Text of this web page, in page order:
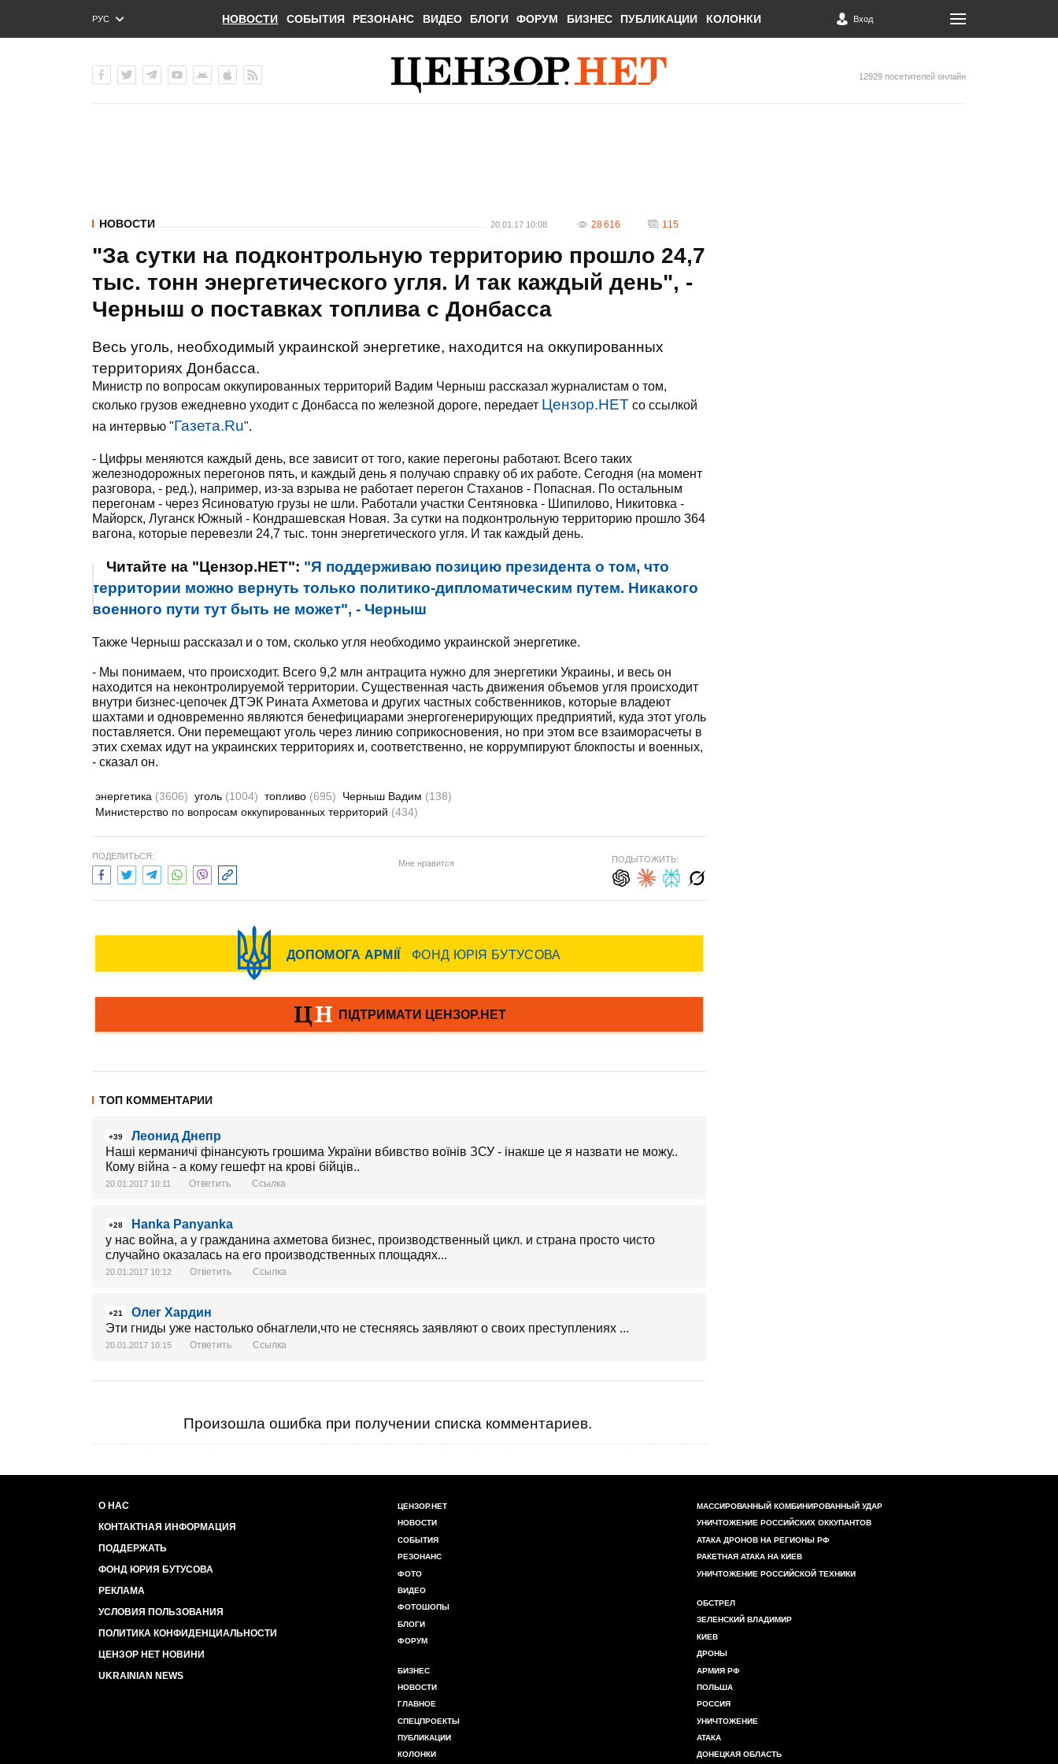
РУС
ENG
НОВОСТИ СОБЫТИЯ РЕЗОНАНС ВИДЕО БЛОГИ ФОРУМ БИЗНЕС ПУБЛИКАЦИИ КОЛОНКИ Вход
12929 посетителей онлайн
НОВОСТИ 20.01.17 10:08 28 616 115
"За сутки на подконтрольную территорию прошло 24,7
тыс. тонн энергетического угля. И так каждый день", -
Черныш о поставках топлива с Донбасса
Весь уголь, необходимый украинской энергетике, находится на оккупированных
территориях Донбасса.
Министр по вопросам оккупированных территорий Вадим Черныш рассказал журналистам о том,
сколько грузов ежедневно уходит с Донбасса по железной дороге, передает Цензор.НЕТ со ссылкой
на интервью "Газета.Ru".
- Цифры меняются каждый день, все зависит от того, какие перегоны работают. Всего таких
железнодорожных перегонов пять, и каждый день я получаю справку об их работе. Сегодня (на момент
разговора, - ред.), например, из-за взрыва не работает перегон Стаханов - Попасная. По остальным
перегонам - через Ясиноватую грузы не шли. Работали участки Сентяновка - Шипилово, Никитовка -
Майорск, Луганск Южный - Кондрашевская Новая. За сутки на подконтрольную территорию прошло 364
вагона, которые перевезли 24,7 тыс. тонн энергетического угля. И так каждый день.
Читайте на "Цензор.НЕТ": "Я поддерживаю позицию президента о том, что
территории можно вернуть только политико-дипломатическим путем. Никакого
военного пути тут быть не может", - Черныш
Также Черныш рассказал и о том, сколько угля необходимо украинской энергетике.
- Мы понимаем, что происходит. Всего 9,2 млн антрацита нужно для энергетики Украины, и весь он
находится на неконтролируемой территории. Существенная часть движения объемов угля происходит
внутри бизнес-цепочек ДТЭК Рината Ахметова и других частных собственников, которые владеют
шахтами и одновременно являются бенефициарами энергогенерирующих предприятий, куда этот уголь
поставляется. Они перемещают уголь через линию соприкосновения, но при этом все взаиморасчеты в
этих схемах идут на украинских территориях и, соответственно, не коррумпируют блокпосты и военных,
- сказал он.
энергетика (3606) уголь (1004) топливо (695) Черныш Вадим (138)
Министерство по вопросам оккупированных территорий (434)
ПОДЕЛИТЬСЯ:
Мне нравится ПОДЫТОЖИТЬ:
ТОП КОММЕНТАРИИ
+39
Леонид Днепр
Наші керманичі фінансують грошима України вбивство воїнів ЗСУ - інакше це я назвати не можу..
Кому війна - а кому гешефт на крові бійців..
20.01.2017 10:11 Ответить Ссылка
+28
Hanka Panyanka
у нас война, а у гражданина ахметова бизнес, производственный цикл. и страна просто чисто
случайно оказалась на его производственных площадях...
20.01.2017 10:12 Ответить Ссылка
+21
Олег Хардин
Эти гниды уже настолько обнаглели,что не стесняясь заявляют о своих преступлениях ...
20.01.2017 10:15 Ответить Ссылка
Произошла ошибка при получении списка комментариев.
О НАС
КОНТАКТНАЯ ИНФОРМАЦИЯ
ПОДДЕРЖАТЬ
ФОНД ЮРИЯ БУТУСОВА
РЕКЛАМА
УСЛОВИЯ ПОЛЬЗОВАНИЯ
ПОЛИТИКА КОНФИДЕНЦИАЛЬНОСТИ
ЦЕНЗОР НЕТ НОВИНИ
UKRAINIAN NEWS
ЦЕНЗОР.НЕТ
НОВОСТИ
СОБЫТИЯ
РЕЗОНАНС
ФОТО
ВИДЕО
ФОТОШОПЫ
БЛОГИ
ФОРУМ
БИЗНЕС
НОВОСТИ
ГЛАВНОЕ
СПЕЦПРОЕКТЫ
ПУБЛИКАЦИИ
КОЛОНКИ
МАССИРОВАННЫЙ КОМБИНИРОВАННЫЙ УДАР
УНИЧТОЖЕНИЕ РОССИЙСКИХ ОККУПАНТОВ
АТАКА ДРОНОВ НА РЕГИОНЫ РФ
РАКЕТНАЯ АТАКА НА КИЕВ
УНИЧТОЖЕНИЕ РОССИЙСКОЙ ТЕХНИКИ
ОБСТРЕЛ
ЗЕЛЕНСКИЙ ВЛАДИМИР
КИЕВ
ДРОНЫ
АРМИЯ РФ
ПОЛЬША
РОССИЯ
УНИЧТОЖЕНИЕ
АТАКА
ДОНЕЦКАЯ ОБЛАСТЬ